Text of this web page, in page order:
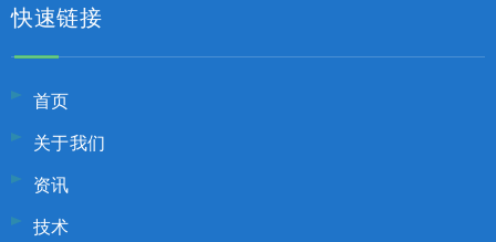
快速链接
首页
关于我们
资讯
技术